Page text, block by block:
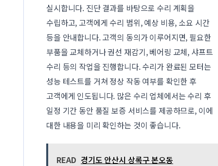
실시합니다. 진단 결과를 바탕으로 수리 계획을
수립하고, 고객에게 수리 범위, 예상 비용, 소요 시간
등을 안내합니다. 고객의 동의가 이루어지면, 필요한
부품을 교체하거나 권선 재감기, 베어링 교체, 샤프트
수리 등의 작업을 진행합니다. 수리가 완료된 모터는
성능 테스트를 거쳐 정상 작동 여부를 확인한 후
고객에게 인도됩니다. 많은 수리 업체에서는 수리 후
일정 기간 동안 품질 보증 서비스를 제공하므로, 이에
대한 내용을 미리 확인하는 것이 좋습니다.
READ 경기도 안산시 상록구 본오동